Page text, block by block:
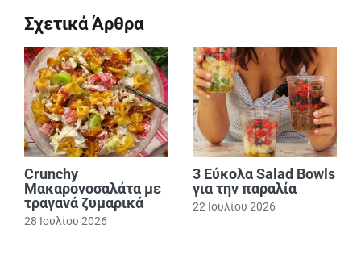
Σχετικά Άρθρα
Crunchy
Μακαρονοσαλάτα με
τραγανά ζυμαρικά
28 Ιουλίου 2026
3 Εύκολα Salad Bowls
για την παραλία
22 Ιουλίου 2026